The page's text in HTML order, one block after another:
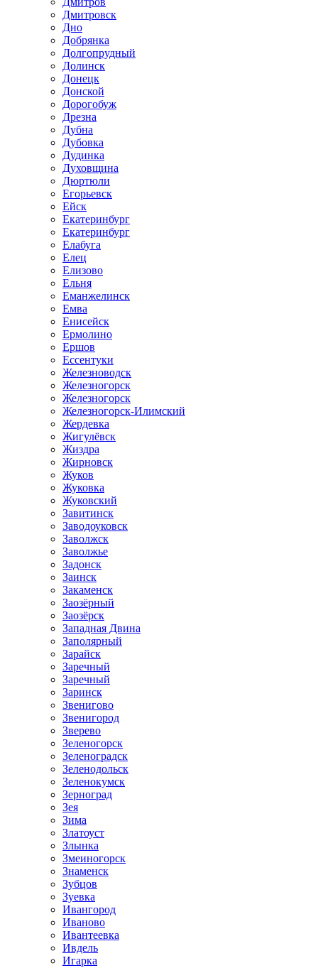
Дмитровск
Дно
Добрянка
Долгопрудный
Долинск
Донецк
Донской
Дорогобуж
Дрезна
Дубна
Дубовка
Дудинка
Духовщина
Дюртюли
Егорьевск
Ейск
Екатеринбург
Екатеринбург
Елабуга
Елец
Елизово
Ельня
Еманжелинск
Емва
Енисейск
Ермолино
Ершов
Ессентуки
Железноводск
Железногорск
Железногорск
Железногорск-Илимский
Жердевка
Жигулёвск
Жиздра
Жирновск
Жуков
Жуковка
Жуковский
Завитинск
Заводоуковск
Заволжск
Заволжье
Задонск
Заинск
Закаменск
Заозёрный
Заозёрск
Западная Двина
Заполярный
Зарайск
Заречный
Заречный
Заринск
Звенигово
Звенигород
Зверево
Зеленогорск
Зеленоградск
Зеленодольск
Зеленокумск
Зерноград
Зея
Зима
Златоуст
Злынка
Змеиногорск
Знаменск
Зубцов
Зуевка
Ивангород
Иваново
Ивантеевка
Ивдель
Игарка